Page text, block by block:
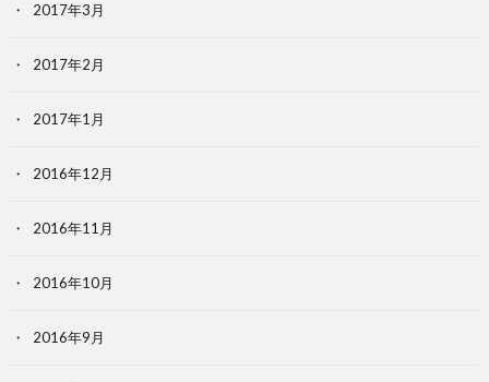
2017年3月
2017年2月
2017年1月
2016年12月
2016年11月
2016年10月
2016年9月